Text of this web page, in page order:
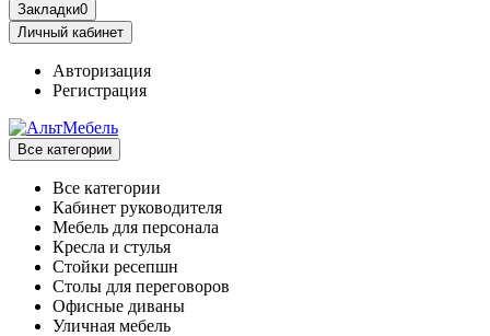
Закладки0
Личный кабинет
Авторизация
Регистрация
Все категории
Все категории
Кабинет руководителя
Мебель для персонала
Кресла и стулья
Стойки ресепшн
Столы для переговоров
Офисные диваны
Уличная мебель